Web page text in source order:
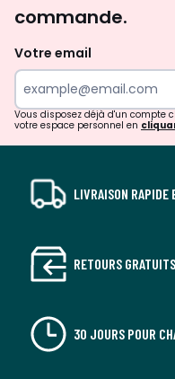
commande.
Votre email
Vous disposez déjà d'un compte
votre espace personnel en
LIVRAISON RAPIDE
RETOURS
30 JOURS POUR